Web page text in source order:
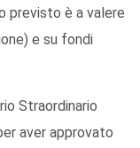
previsto è a valere
e su fondi
Straordinario
aver approvato